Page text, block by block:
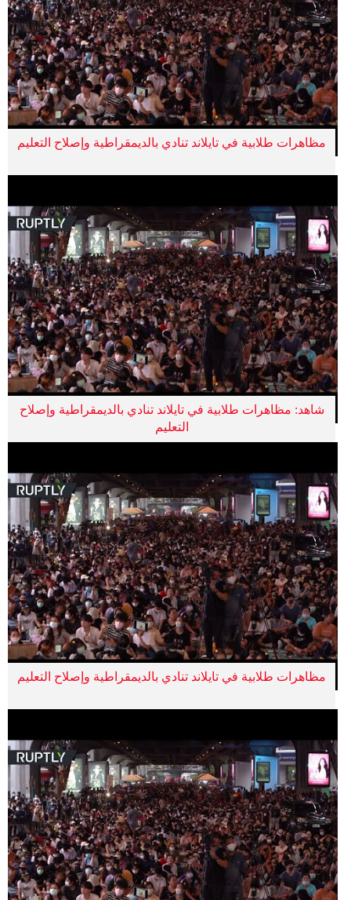
مظاهرات طلابية في تايلاند تنادي بالديمقراطية وإصلاح التعليم
شاهد: مظاهرات طلابية في تايلاند تنادي بالديمقراطية وإصلاح
التعليم
مظاهرات طلابية في تايلاند تنادي بالديمقراطية وإصلاح التعليم